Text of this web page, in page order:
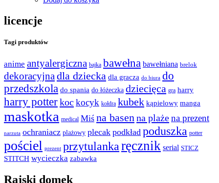
licencje
Tagi produktów
anime antyalergiczna bajka bawełna bawełniana brelok
dekoracyjna dla dziecka dla gracza do biura do
przedszkola do spania do łóżeczka dziecięca gra harry
harry potterkoc kocyk kołdra kubek kąpielowy manga
maskotka medical Miś na basenna plażena prezent
narzuta ochraniacz plażowy plecak podkład poduszka potter
pościel prezent przytulankaręcznik serial STICZ
STITCH wycieczka zabawka
Rajski domek